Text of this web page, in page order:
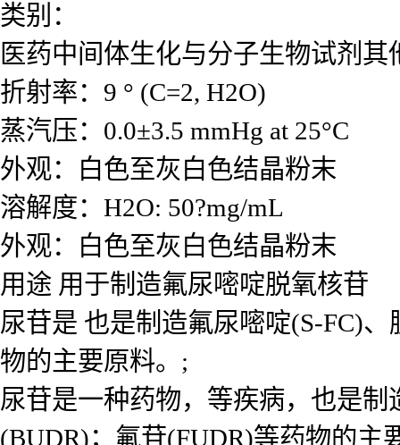
类别：
医药中间体生化与分子生物试剂其
折射率：9 ° (C=2, H2O)
蒸汽压：0.0±3.5 mmHg at 25°C
外观：白色至灰白色结晶粉末
溶解度：H2O: 50?mg/mL
外观：白色至灰白色结晶粉末
用途 用于制造氟尿嘧啶脱氧核苷
尿苷是 也是制造氟尿嘧啶(S-FC)
物的主要原料。;
尿苷是一种药物，等疾病，也是
(BUDR)；氟苷(FUDR)等药物的主